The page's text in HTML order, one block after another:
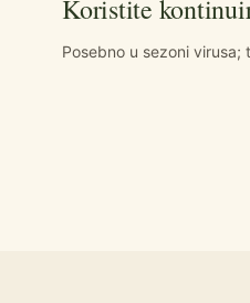
Koristite
Posebno u sezoni